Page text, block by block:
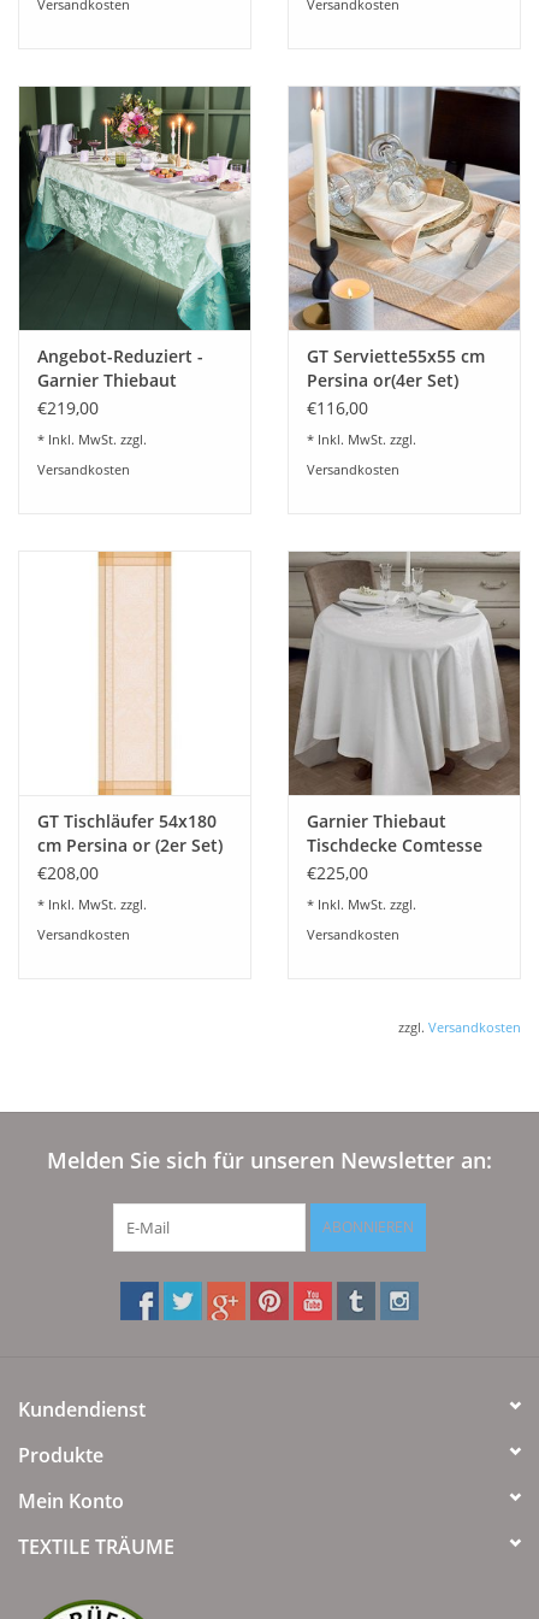
Versandkosten
Versandkosten
Angebot-Reduziert -
Garnier Thiebaut
Tischdecke JARDIN DE
€219,00
* Inkl. MwSt. zzgl.
Versandkosten
GT Serviette55x55 cm
Persina or(4er Set)
€116,00
* Inkl. MwSt. zzgl.
Versandkosten
GT Tischläufer 54x180
cm Persina or (2er Set)
€208,00
* Inkl. MwSt. zzgl.
Versandkosten
Garnier Thiebaut
Tischdecke Comtesse
weiß
€225,00
* Inkl. MwSt. zzgl.
Versandkosten
zzgl. Versandkosten
Melden Sie sich für unseren Newsletter an:
ABONNIEREN
Kundendienst
Produkte
Mein Konto
TEXTILE TRÄUME